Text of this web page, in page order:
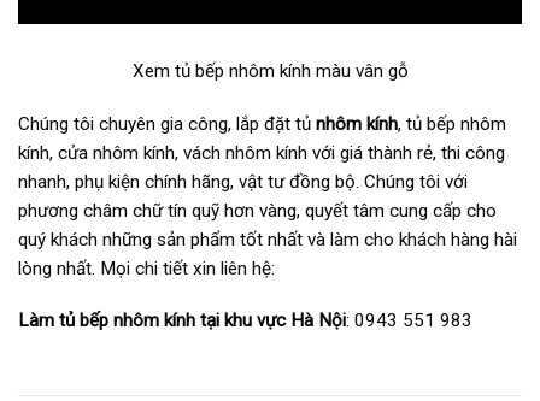
Xem tủ bếp nhôm kính màu vân gỗ
Chúng tôi chuyên gia công, lắp đặt tủ nhôm kính, tủ bếp nhôm
kính, cửa nhôm kính, vách nhôm kính với giá thành rẻ, thi công
nhanh, phụ kiện chính hãng, vật tư đồng bộ. Chúng tôi với
phương châm chữ tín quỹ hơn vàng, quyết tâm cung cấp cho
quý khách những sản phẩm tốt nhất và làm cho khách hàng hài
lòng nhất. Mọi chi tiết xin liên hệ:
Làm tủ bếp nhôm kính tại khu vực Hà Nội: 0943 551 983